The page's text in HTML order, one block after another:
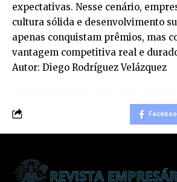
expectativas. Nesse cenário,
cultura sólida e desenvolvimento
apenas conquistam prêmios, mas
vantagem competitiva real e
Autor: Diego Rodríguez Velázquez